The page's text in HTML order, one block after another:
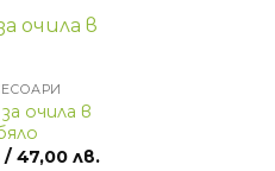
очила в
/ 47,00 лв.